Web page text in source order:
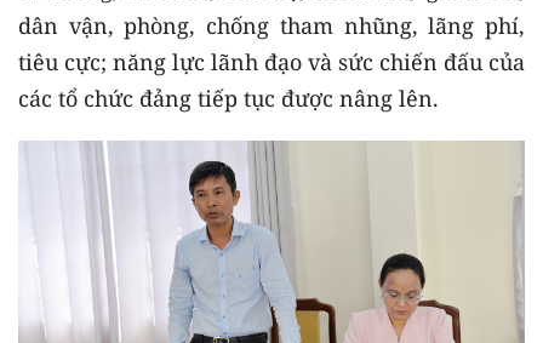
dân vận, phòng, chống tham nhũng, lãng phí,
tiêu cực; năng lực lãnh đạo và sức chiến đấu của
các tổ chức đảng tiếp tục được nâng lên.